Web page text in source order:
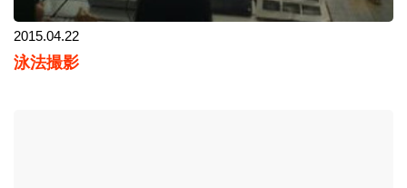
2015.04.22
泳法撮影